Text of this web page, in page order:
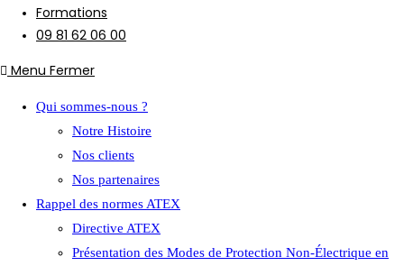
Formations
09 81 62 06 00
Menu Fermer
Qui sommes-nous ?
Notre Histoire
Nos clients
Nos partenaires
Rappel des normes ATEX
Directive ATEX
Présentation des Modes de Protection Non-Électrique en